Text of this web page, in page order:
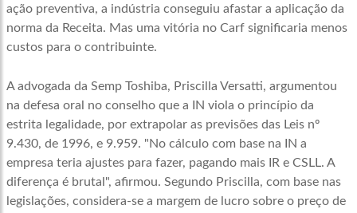
ação preventiva, a indústria conseguiu afastar a aplicação da
norma da Receita. Mas uma vitória no Carf significaria menos
custos para o contribuinte.
A advogada da Semp Toshiba, Priscilla Versatti, argumentou
na defesa oral no conselho que a IN viola o princípio da
estrita legalidade, por extrapolar as previsões das Leis nº
9.430, de 1996, e 9.959. "No cálculo com base na IN a
empresa teria ajustes para fazer, pagando mais IR e CSLL. A
diferença é brutal", afirmou. Segundo Priscilla, com base nas
legislações, considera-se a margem de lucro sobre o preço de